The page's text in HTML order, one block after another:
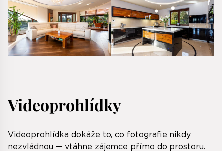
Videoprohlídky
Videoprohlídka dokáže to, co fotografie nikdy
nezvládnou — vtáhne zájemce přímo do prostoru.